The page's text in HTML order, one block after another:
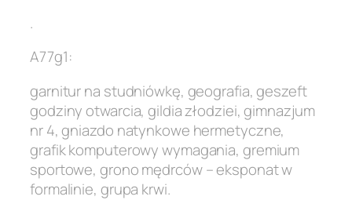
.
A77g1:
garnitur na studniówkę, geografia, geszeft
godziny otwarcia, gildia złodziei, gimnazjum
nr 4, gniazdo natynkowe hermetyczne,
grafik komputerowy wymagania, gremium
sportowe, grono mędrców – eksponat w
formalinie, grupa krwi.